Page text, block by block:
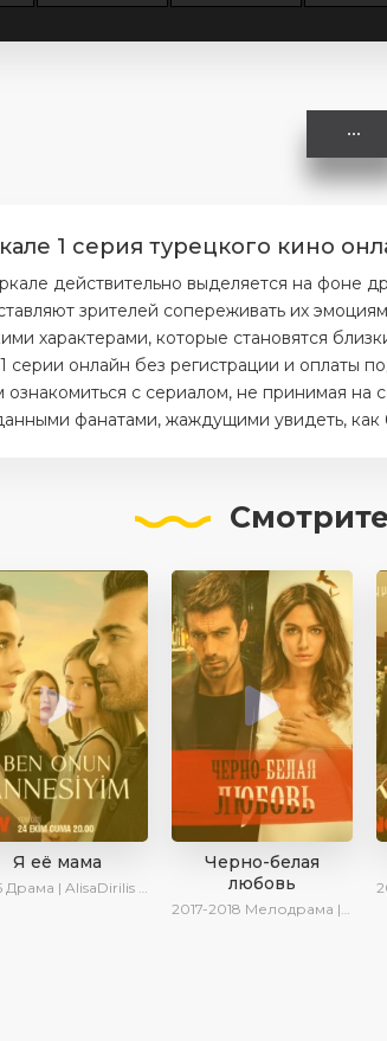
1 серия турецкого кино
действительно выделяется на фоне
зрителей сопереживать их
характерами, которые становятся
серии онлайн без регистрации и оплаты
с сериалом, не принимая на
фанатами, жаждущими увидеть, как
Смотрите
Я её мама
Драма | AlisaDirilis | Новинки | Сериалы 2025
Черно-белая
любовь
2017-2018 Мелодрама | Драма | Боевик | SesDizi